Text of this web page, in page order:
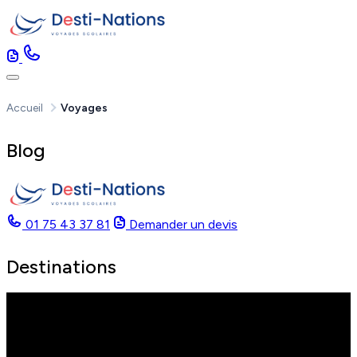
Accueil Voyages
Blog
01 75 43 37 81 Demander un devis
Destinations